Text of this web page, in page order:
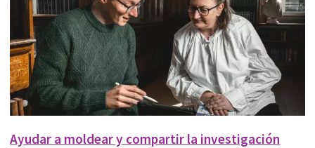
Ayudar a moldear y compartir la investigación